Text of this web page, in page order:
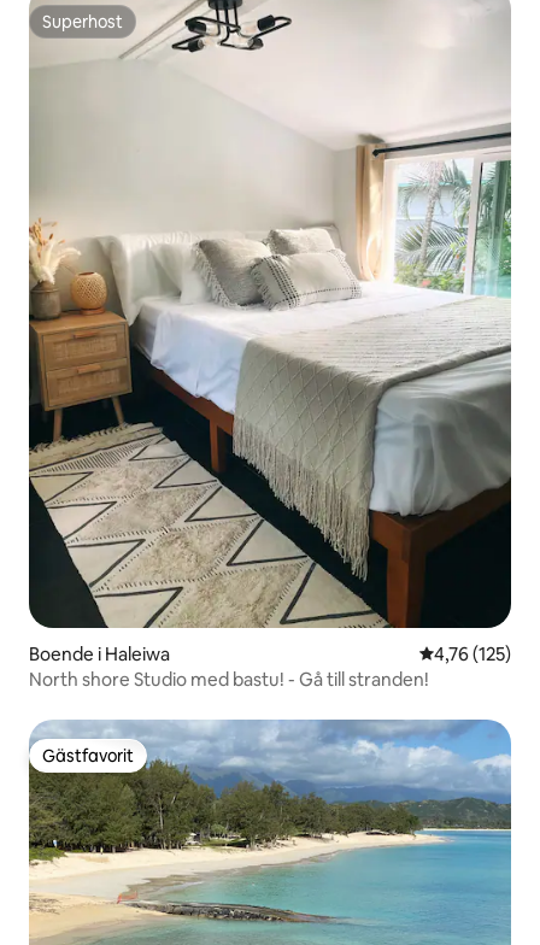
Superhost
Superhost
Boende i Haleiwa 4,76 av 5 i
4,76 (125)
North shore Studio med bastu! - Gå till stranden!
Gästfavorit
Gästfavorit